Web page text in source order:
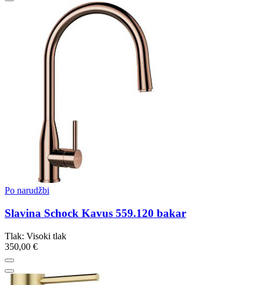
Po narudžbi
Slavina Schock Kavus 559.120 bakar
Tlak: Visoki tlak
350,00 €